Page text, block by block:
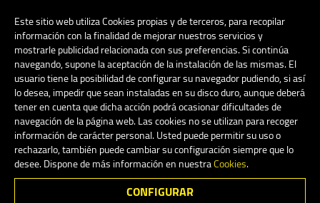
Este sitio web utiliza Cookies propias y de terceros, para recopilar
información con la finalidad de mejorar nuestros servicios y
mostrarle publicidad relacionada con sus preferencias. Si continúa
navegando, supone la aceptación de la instalación de las mismas. El
usuario tiene la posibilidad de configurar su navegador pudiendo, si así
lo desea, impedir que sean instaladas en su disco duro, aunque deberá
tener en cuenta que dicha acción podrá ocasionar dificultades de
navegación de la página web. Las cookies no se utilizan para recoger
información de carácter personal. Usted puede permitir su uso o
rechazarlo, también puede cambiar su configuración siempre que lo
desee. Dispone de más información en nuestraCookies.
CONFIGURAR
My Account
English
Shop